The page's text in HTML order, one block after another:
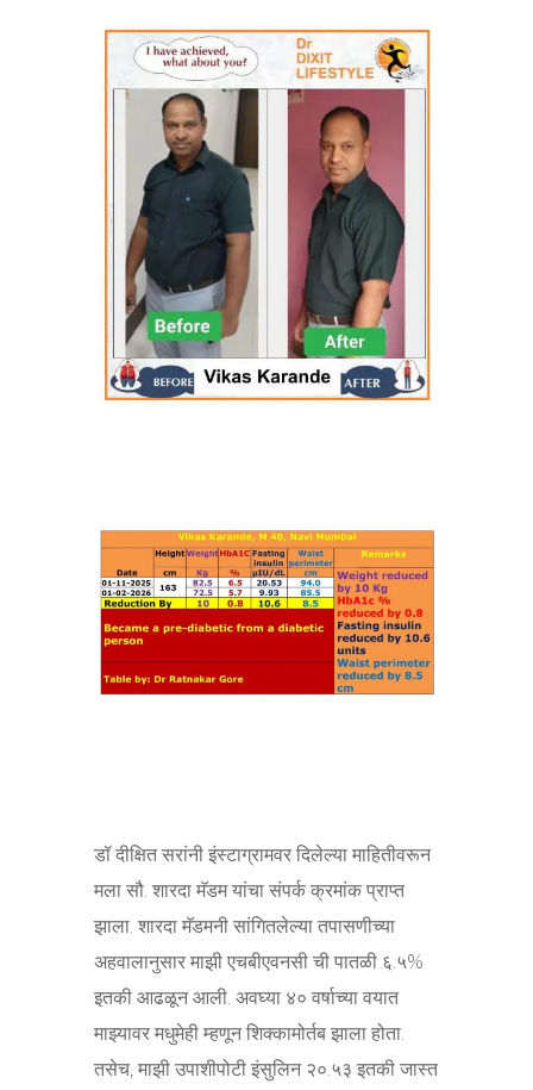
डॉ दीक्षित सरांनी इंस्टाग्रामवर दिलेल्या माहितीवरून
मला सौ. शारदा मॅडम यांचा संपर्क क्रमांक प्राप्त
झाला. शारदा मॅडमनी सांगितलेल्या तपासणीच्या
अहवालानुसार माझी एचबीएवनसी ची पातळी ६.५%
इतकी आढळून आली. अवघ्या ४० वर्षाच्या वयात
माझ्यावर मधुमेही म्हणून शिक्कामोर्तब झाला होता.
तसेच, माझी उपाशीपोटी इंसुलिन २०.५३ इतकी जास्त